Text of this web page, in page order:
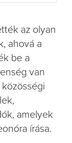
az olyan
ahová a
be a
van
amelyek
írása.